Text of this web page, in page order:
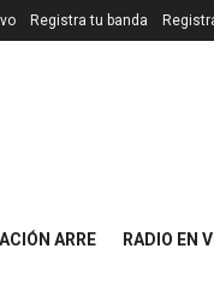
Registra tu banda
ARRE RADIO EN